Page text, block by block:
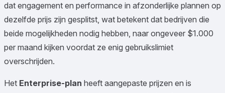
dat engagement en performance in afzonderlijke plannen op
dezelfde prijs zijn gesplitst, wat betekent dat bedrijven die
beide mogelijkheden nodig hebben, naar ongeveer $1.000
per maand kijken voordat ze enig gebruikslimiet
overschrijden.
Het Enterprise-plan heeft aangepaste prijzen en is